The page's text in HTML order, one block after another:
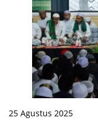
25 Agustus 2025